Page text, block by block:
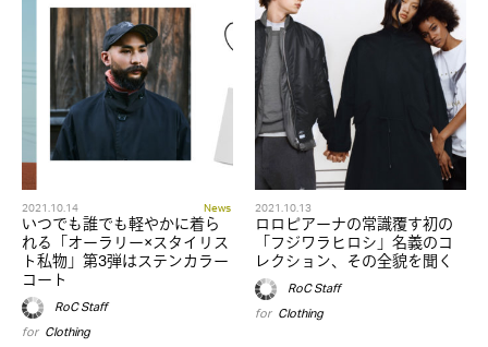
2021.10.14 News
いつでも誰でも軽やかに着ら
れる「オーラリー×スタイリス
ト私物」第3弾はステンカラー
コート
RoC Staff
for Clothing
2021.10.13
ロロピアーナの常識覆す初の
「フジワラヒロシ」名義のコ
レクション、その全貌を聞く
RoC Staff
for Clothing